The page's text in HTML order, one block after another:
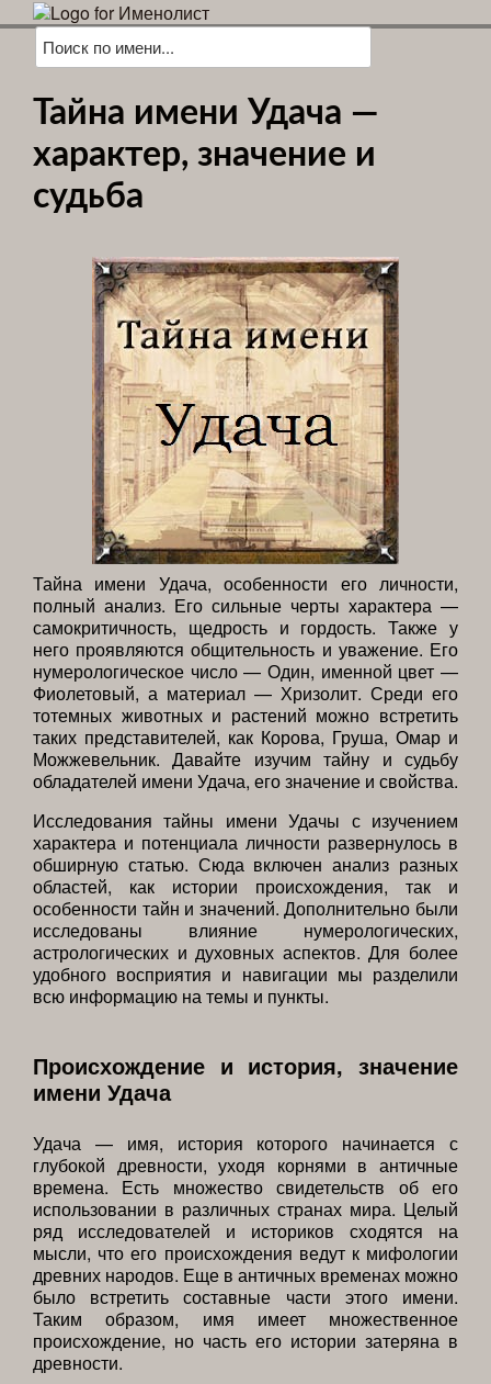
Тайна имени Удача —
характер, значение и
судьба
Тайна имени Удача, особенности его личности,
полный анализ. Его сильные черты характера —
самокритичность, щедрость и гордость. Также у
него проявляются общительность и уважение. Его
нумерологическое число — Один, именной цвет —
Фиолетовый, а материал — Хризолит. Среди его
тотемных животных и растений можно встретить
таких представителей, как Корова, Груша, Омар и
Можжевельник. Давайте изучим тайну и судьбу
обладателей имени Удача, его значение и свойства.
Исследования тайны имени Удачы с изучением
характера и потенциала личности развернулось в
обширную статью. Сюда включен анализ разных
областей, как истории происхождения, так и
особенности тайн и значений. Дополнительно были
исследованы влияние нумерологических,
астрологических и духовных аспектов. Для более
удобного восприятия и навигации мы разделили
всю информацию на темы и пункты.
Происхождение и история, значение
имени Удача
Удача — имя, история которого начинается с
глубокой древности, уходя корнями в античные
времена. Есть множество свидетельств об его
использовании в различных странах мира. Целый
ряд исследователей и историков сходятся на
мысли, что его происхождения ведут к мифологии
древних народов. Еще в античных временах можно
было встретить составные части этого имени.
Таким образом, имя имеет множественное
происхождение, но часть его истории затеряна в
древности.